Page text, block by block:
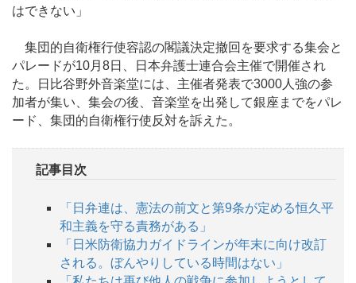
はできない」
集団的自衛権行使容認の閣議決定撤回を要求する集会と
パレードが10月8日、日本弁護士連合会主催で開催され
た。日比谷野外音楽堂には、主催者発表で3000人強の参
加者が集い、集会の後、音楽堂を出発して銀座までをパレ
ード、集団的自衛権行使反対を訴えた。
記事目次
「日弁連は、憲法の前文と第9条が定める恒久平
和主義を守る責務がある」
「日米防衛協力ガイドラインが年末に向け改訂
される。ぼんやりしている時間はない」